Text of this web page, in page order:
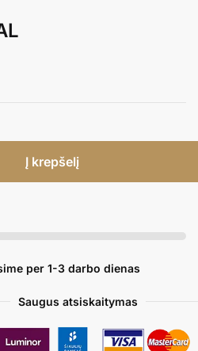
Į krepšelį
per 1-3 darbo dienas
Saugus atsiskaitymas